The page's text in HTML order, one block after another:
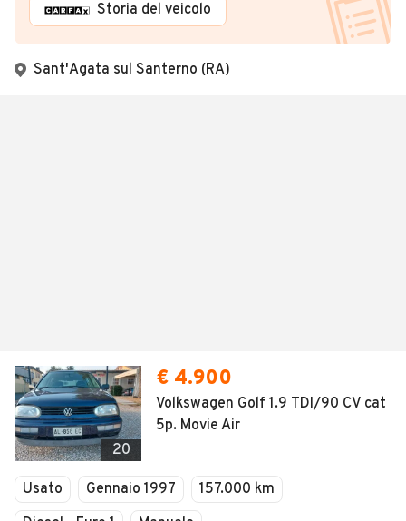
Storia del veicolo
Sant'Agata sul Santerno (RA)
20
€ 4.900
Volkswagen Golf 1.9 TDI/90 CV cat
5p. Movie Air
Usato Gennaio 1997
157.000 km